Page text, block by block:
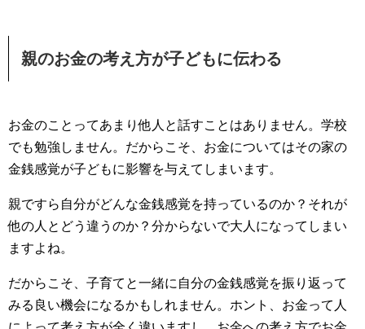
親のお金の考え方が子どもに伝わる
お金のことってあまり他人と話すことはありません。学校
でも勉強しません。だからこそ、お金についてはその家の
金銭感覚が子どもに影響を与えてしまいます。
親ですら自分がどんな金銭感覚を持っているのか？それが
他の人とどう違うのか？分からないで大人になってしまい
ますよね。
だからこそ、子育てと一緒に自分の金銭感覚を振り返って
みる良い機会になるかもしれません。ホント、お金って人